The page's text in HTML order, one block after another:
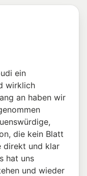
ein
wirklich
an haben wir
die kein Blatt
direkt und klar
hat uns
und wieder